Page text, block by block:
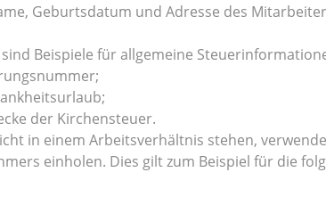
Geburtsdatum und Adresse des
Beispiele für allgemeine
der Kirchensteuer.
in einem Arbeitsverhältnis stehen,
einholen. Dies gilt zum Beispiel für die